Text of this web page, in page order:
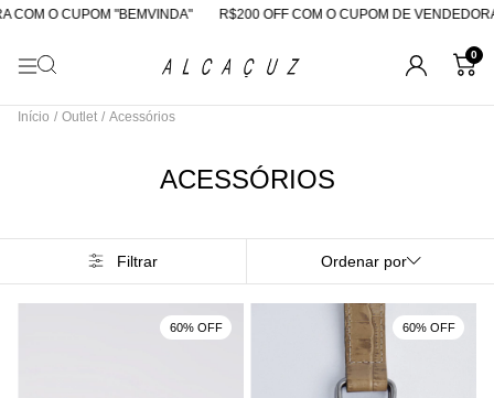
O CUPOM "BEMVINDA" R$200 OFF COM O CUPOM DE VENDEDORA
0
Início / Outlet / Acessórios
ACESSÓRIOS
Filtrar Ordenar por
60% OFF 60% OFF